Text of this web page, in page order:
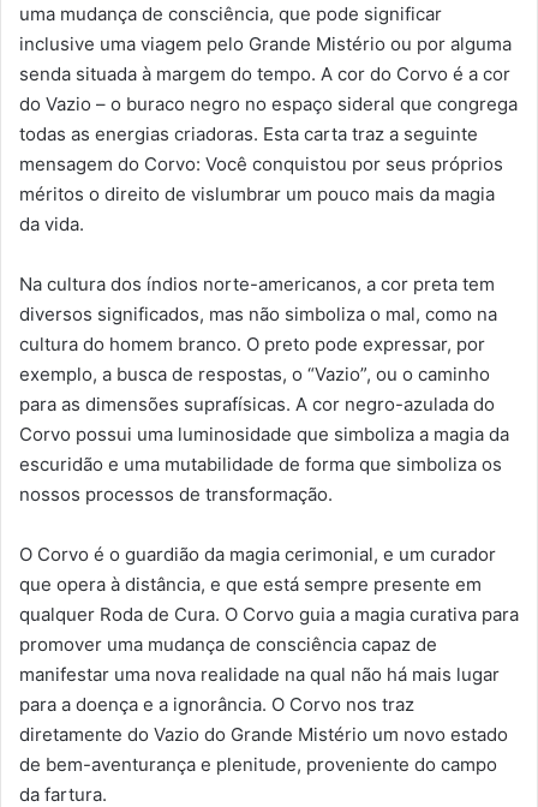
uma mudança de consciência, que pode significar
inclusive uma viagem pelo Grande Mistério ou por alguma
senda situada à margem do tempo. A cor do Corvo é a cor
do Vazio – o buraco negro no espaço sideral que congrega
todas as energias criadoras. Esta carta traz a seguinte
mensagem do Corvo: Você conquistou por seus próprios
méritos o direito de vislumbrar um pouco mais da magia
da vida.
Na cultura dos índios norte-americanos, a cor preta tem
diversos significados, mas não simboliza o mal, como na
cultura do homem branco. O preto pode expressar, por
exemplo, a busca de respostas, o “Vazio”, ou o caminho
para as dimensões suprafísicas. A cor negro-azulada do
Corvo possui uma luminosidade que simboliza a magia da
escuridão e uma mutabilidade de forma que simboliza os
nossos processos de transformação.
O Corvo é o guardião da magia cerimonial, e um curador
que opera à distância, e que está sempre presente em
qualquer Roda de Cura. O Corvo guia a magia curativa para
promover uma mudança de consciência capaz de
manifestar uma nova realidade na qual não há mais lugar
para a doença e a ignorância. O Corvo nos traz
diretamente do Vazio do Grande Mistério um novo estado
de bem-aventurança e plenitude, proveniente do campo
da fartura.